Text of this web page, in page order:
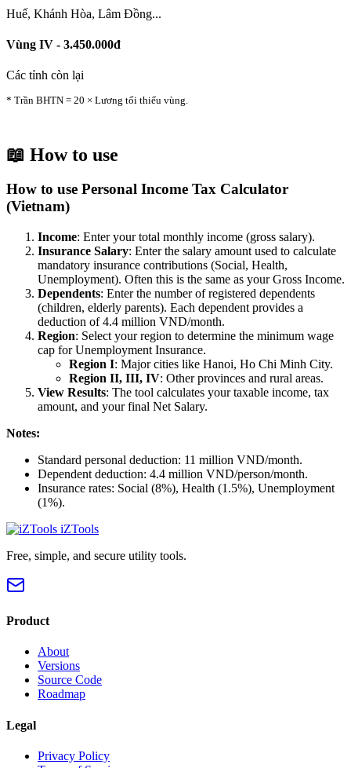
Huế, Khánh Hòa, Lâm Đồng...
Vùng IV - 3.450.000đ
Các tỉnh còn lại
* Trần BHTN = 20 × Lương tối thiểu vùng.
📖 How to use
How to use Personal Income Tax Calculator
(Vietnam)
Income: Enter your total monthly income (gross salary).
Insurance Salary: Enter the salary amount used to calculate
mandatory insurance contributions (Social, Health,
Unemployment). Often this is the same as your Gross Income.
Dependents: Enter the number of registered dependents
(children, elderly parents). Each dependent provides a
deduction of 4.4 million VND/month.
Region: Select your region to determine the minimum wage
cap for Unemployment Insurance.
Region I: Major cities like Hanoi, Ho Chi Minh City.
Region II, III, IV: Other provinces and rural areas.
View Results: The tool calculates your taxable income, tax
amount, and your final Net Salary.
Notes:
Standard personal deduction: 11 million VND/month.
Dependent deduction: 4.4 million VND/person/month.
Insurance rates: Social (8%), Health (1.5%), Unemployment
(1%).
iZTools
Free, simple, and secure utility tools.
Product
About
Versions
Source Code
Roadmap
Legal
Privacy Policy